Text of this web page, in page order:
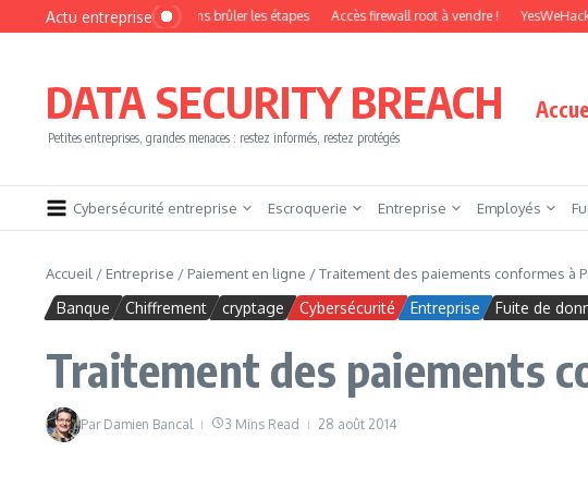
Aller au contenu
Actu entreprise
devenir pentester sans brûler les étapes Accès firewall root à vendre ! YesWeHack
DATA SECURITY BREACH
Petites entreprises, grandes menaces : restez informés, restez protégés
Cybersécurité entreprise Escroquerie Entreprise Employés
Accueil / Entreprise / Paiement en ligne /Traitement des paiements conformes à
Banque Chiffrement cryptage Cybersécurité Entreprise Fuite de
Traitement des paiements
Par Damien Bancal 3 Mins Read 28 août 2014